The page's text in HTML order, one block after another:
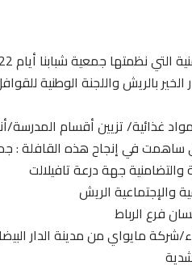
جمعية شبابنا أيام 21/22 أبريل 2018
بالريش واللجنة الوطنية
غذائية/ تزيين أقسام
ساهمت في إنجاح هذه القافلة :
والتضامنية جهة درعة تافيلالت
والإجتماعية الريش
فرع الرباط
شركة مايواي من مدينة الدار